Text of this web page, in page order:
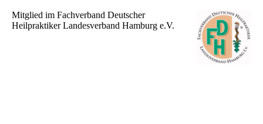
Mitglied im Fachverband Deutscher
Heilpraktiker Landesverband Hamburg e.V.